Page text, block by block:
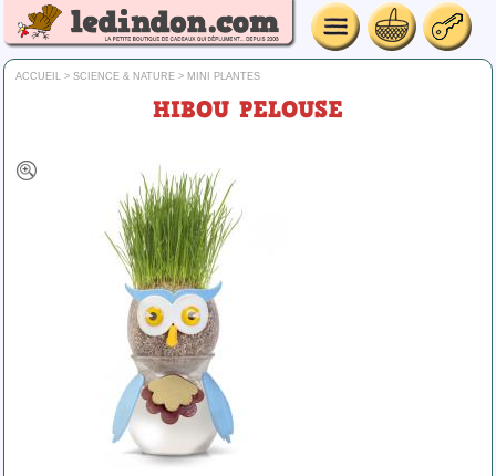
ACCUEIL > SCIENCE & NATURE > MINI PLANTES
HIBOU PELOUSE